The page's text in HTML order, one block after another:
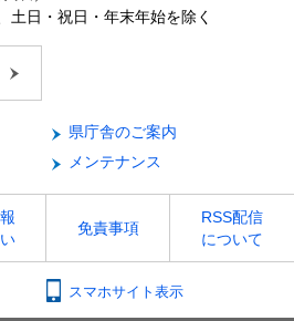
土日・祝日・年末年始を除く
県庁舎のご案内
メンテナンス
免責事項
RSS配信
について
スマホサイト表示